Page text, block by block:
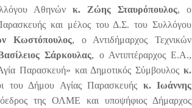
Αθηνών κ. Ζώης Σταυρόπουλος, ο
και μέλος του Δ.Σ. του Συλλόγου
Κωστόπουλος, ο Αντιδήμαρχος Τεχνικών
Σάρκουλας, ο Αντιπτέραρχος Ε.Α.,
Παρασκευή» και Δημοτικός Σύμβουλος κ.
του Δήμου Αγίας Παρασκευής κ. Ιωάννης
της ΟΛΜΕ και υποψήφιος Δήμαρχος